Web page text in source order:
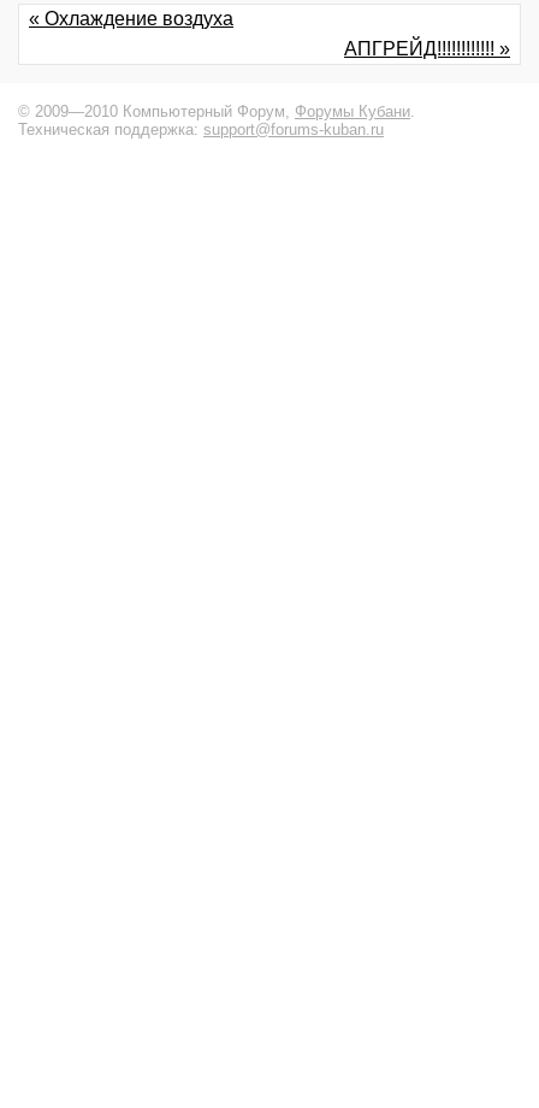
« Охлаждение воздуха
АПГРЕЙД!!!!!!!!!!!! »
© 2009—2010 Компьютерный Форум, Форумы Кубани.
Техническая поддержка: support@forums-kuban.ru